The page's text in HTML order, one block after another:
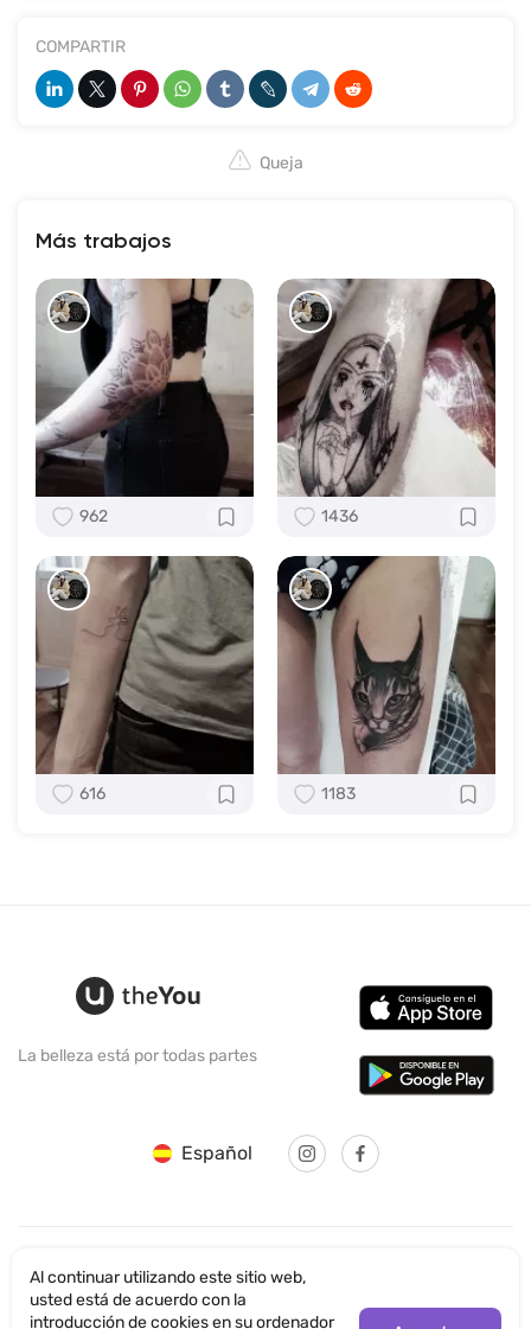
COMPARTIR
Queja
Más trabajos
962 1436
616 1183
La belleza está por todas partes
Español
© SANTICUM INTERNATIONAL LTD
Al continuar utilizando este sitio web,
usted está de acuerdo con la
introducción de cookies en su ordenador